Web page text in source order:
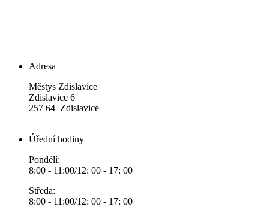
Adresa
Městys Zdislavice
Zdislavice 6
257 64 Zdislavice
Úřední hodiny
Pondělí:
8:00 - 11:00/12: 00 - 17: 00
Středa:
8:00 - 11:00/12: 00 - 17: 00